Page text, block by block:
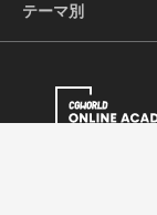
テーマ別